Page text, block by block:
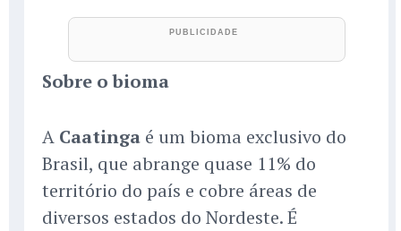
Sobre o bioma
A Caatinga é um bioma exclusivo do
Brasil, que abrange quase 11% do
território do país e cobre áreas de
diversos estados do Nordeste. É